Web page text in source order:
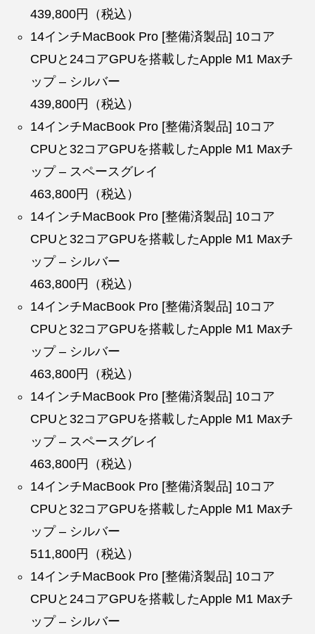
439,800円（税込）
14インチMacBook Pro [整備済製品] 10コア
CPUと24コアGPUを搭載したApple M1 Maxチ
ップ – シルバー
439,800円（税込）
14インチMacBook Pro [整備済製品] 10コア
CPUと32コアGPUを搭載したApple M1 Maxチ
ップ – スペースグレイ
463,800円（税込）
14インチMacBook Pro [整備済製品] 10コア
CPUと32コアGPUを搭載したApple M1 Maxチ
ップ – シルバー
463,800円（税込）
14インチMacBook Pro [整備済製品] 10コア
CPUと32コアGPUを搭載したApple M1 Maxチ
ップ – シルバー
463,800円（税込）
14インチMacBook Pro [整備済製品] 10コア
CPUと32コアGPUを搭載したApple M1 Maxチ
ップ – スペースグレイ
463,800円（税込）
14インチMacBook Pro [整備済製品] 10コア
CPUと32コアGPUを搭載したApple M1 Maxチ
ップ – シルバー
511,800円（税込）
14インチMacBook Pro [整備済製品] 10コア
CPUと24コアGPUを搭載したApple M1 Maxチ
ップ – シルバー